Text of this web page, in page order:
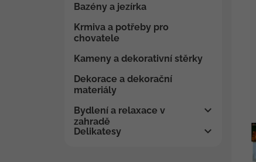
Bazény a jezírka
Krmiva a potřeby pro
chovatele
Kameny a dekorativní stěrky
Dekorace a dekorační
materiály
Bydlení a relaxace v
zahradě
Delikatesy